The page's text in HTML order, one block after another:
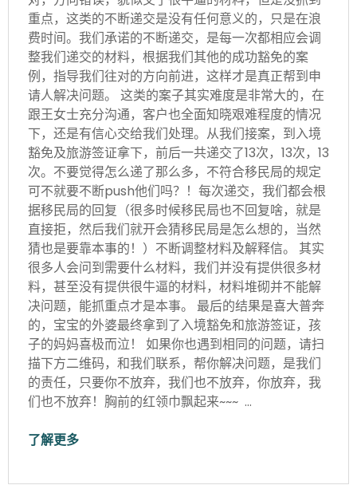
重点，这类的不断递交是没有任何意义的，只是在浪
费时间。我们承诺的不断递交，是每一次都相应会调
整我们递交的材料，根据我们其他的成功豁免的案
例，指导我们往对的方向前进，这样才是真正帮到申
请人解决问题。 这类的案子其实难度是非常大的，在
跟王女士充分沟通，客户也全面知晓艰难程度的情况
下，还是有信心交给我们处理。从我们接案，到入境
豁免及旅游签证拿下，前后一共递交了13次，13次，13
次。不要觉得怎么递了那么多，不符合移民局的规定
可不就要不断push他们吗？！每次递交，我们都会根
据移民局的回复（很多时候移民局也不回复啥，就是
直接拒，然后我们就开会猜移民局是怎么想的，当然
猜也是要靠本事的！）不断调整材料及解释信。 其实
很多人会问到需要什么材料，我们并没有提供很多材
料，甚至没有提供很牛逼的材料，材料堆砌并不能解
决问题，能抓重点才是本事。 最后的结果是喜大普奔
的，宝宝的外婆最终拿到了入境豁免和旅游签证，孩
子的妈妈喜极而泣！ 如果你也遇到相同的问题，请扫
描下方二维码，和我们联系，帮你解决问题，是我们
的责任，只要你不放弃，我们也不放弃，你放弃，我
们也不放弃！胸前的红领巾飘起来~~~ …
了解更多